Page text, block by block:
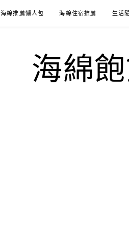
海綿推薦懶人包 海綿住宿推薦 生活
海綿